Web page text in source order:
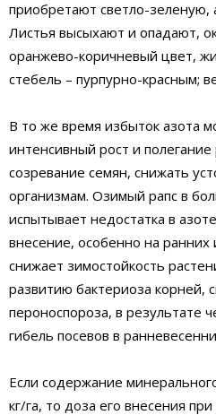
приобретают светло-зеленую,
Листья высыхают и опадают,
оранжево-коричневый цвет,
стебель – пурпурно-красным;
В то же время избыток азота
интенсивный рост и
созревание семян, снижать
организмам. Озимый рапс в
испытывает недостатка в
внесение, особенно на ранних
снижает зимостойкость
развитию бактериоза корней,
пероноспороза, в результате
гибель посевов в
Если содержание
кг/га, то доза его внесения